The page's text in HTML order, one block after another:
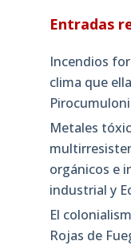
Entradas
Incendios
clima que
Metales
orgánicos e
industrial y
El
Rojas de